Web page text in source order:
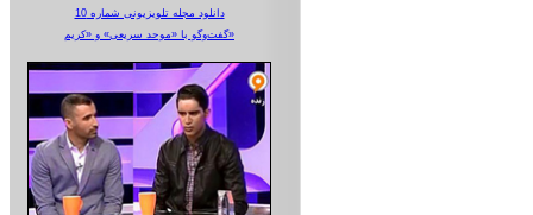
دانلود مجله تلویزیونی شماره 10
گفت‌وگو با «موحد سریعی» و «کریم»